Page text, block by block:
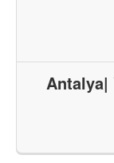
Antalya|